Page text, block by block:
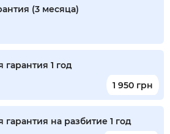
(3 месяца)
1 год
1 950 грн
на разбитие 1 год